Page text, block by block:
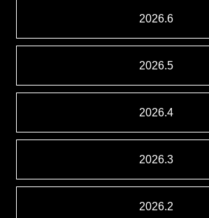
2026.6
2026.5
2026.4
2026.3
2026.2